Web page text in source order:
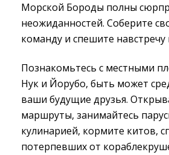
Морской Бороды полны
неожиданностей. Соберите
команду и спешите навстречу
Познакомьтесь с местными
Нук и Йорубо, быть может
ваши будущие друзья.
маршруты, занимайтесь
кулинарией, кормите китов,
потерпевших от